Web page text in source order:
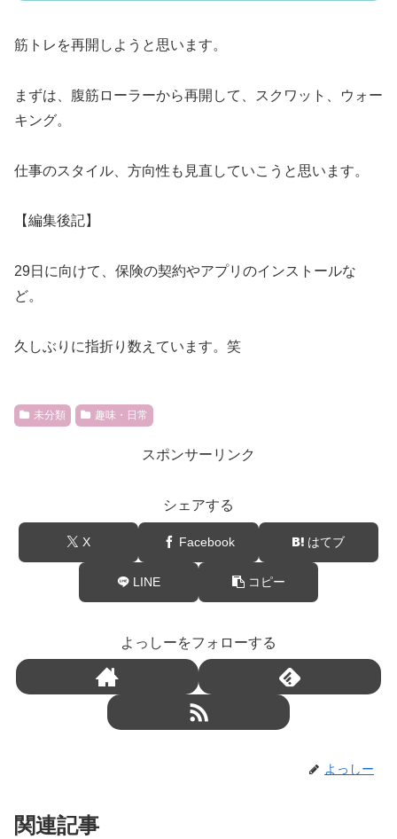
筋トレを再開しようと思います。
まずは、腹筋ローラーから再開して、スクワット、ウォー
キング。
仕事のスタイル、方向性も見直していこうと思います。
【編集後記】
29日に向けて、保険の契約やアプリのインストールな
ど。
久しぶりに指折り数えています。笑
未分類 趣味・日常
スポンサーリンク
シェアする
X Facebook はてブ
LINE コピー
よっしーをフォローする
よっしー
関連記事